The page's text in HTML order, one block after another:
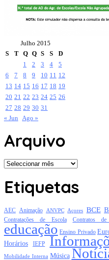
Julho 2015
S
T Q Q S S
D
1
2 3 4
5
6
7 8 9 10 11 12
13 14 15 16 17 18 19
20 21 22 23 24 25 26
27 28 29 30 31
« Jun Ago »
Arquivo
Arquivo
Etiquetas
AEC Animação ANVPC Açores BCE
Contratações de Escola Contratos de
educação Ensino Privado
Horários IEFP
Mobilidade Interna Música